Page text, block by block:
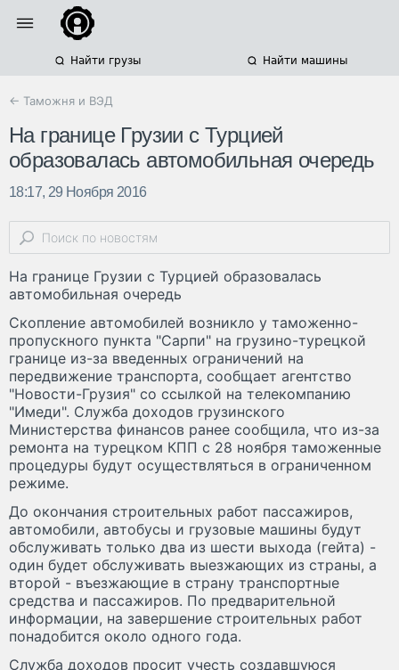
Найти грузы Найти машины
← Таможня и ВЭД
На границе Грузии с Турцией
образовалась автомобильная очередь
18:17, 29 Ноября 2016
На границе Грузии с Турцией образовалась
автомобильная очередь
Скопление автомобилей возникло у таможенно-
пропускного пункта "Сарпи" на грузино-турецкой
границе из-за введенных ограничений на
передвижение транспорта, сообщает агентство
"Новости-Грузия" со ссылкой на телекомпанию
"Имеди". Служба доходов грузинского
Министерства финансов ранее сообщила, что из-за
ремонта на турецком КПП с 28 ноября таможенные
процедуры будут осуществляться в ограниченном
режиме.
До окончания строительных работ пассажиров,
автомобили, автобусы и грузовые машины будут
обслуживать только два из шести выхода (гейта) -
один будет обслуживать выезжающих из страны, а
второй - въезжающие в страну транспортные
средства и пассажиров. По предварительной
информации, на завершение строительных работ
понадобится около одного года.
Служба доходов просит учесть создавшуюся